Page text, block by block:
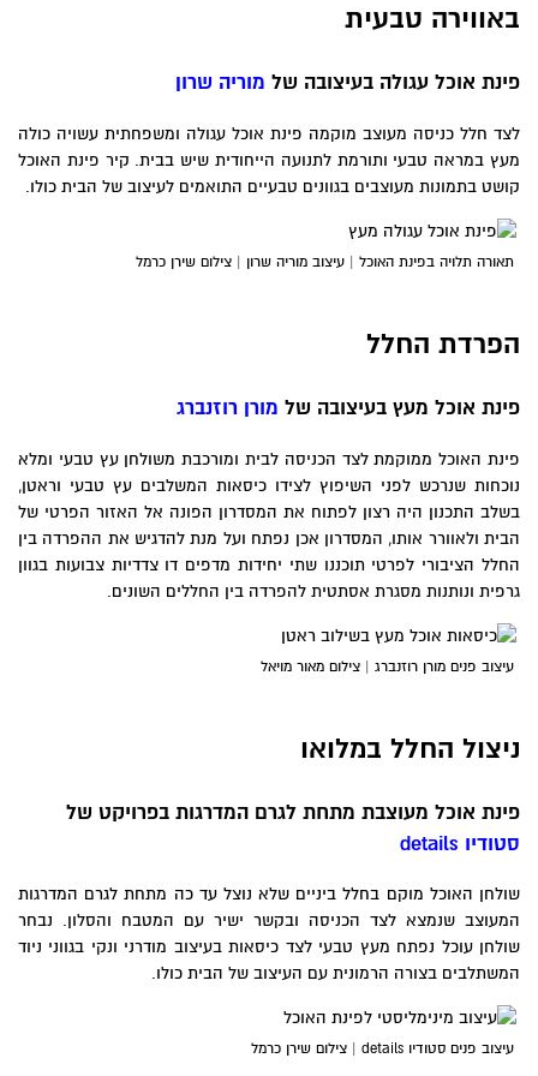
באווירה טבעית
פינת אוכל עגולה בעיצובה של מוריה שרון
לצד חלל כניסה מעוצב מוקמה פינת אוכל עגולה ומשפחתית עשויה כולה
מעץ במראה טבעי ותורמת לתנועה הייחודית שיש בבית. קיר פינת האוכל
קושט בתמונות מעוצבים בגוונים טבעיים התואמים לעיצוב של הבית כולו.
תאורה תלויה בפינת האוכל | עיצוב מוריה שרון | צילום שירן כרמל
הפרדת החלל
פינת אוכל מעץ בעיצובה של מורן רוזנברג
פינת האוכל ממוקמת לצד הכניסה לבית ומורכבת משולחן עץ טבעי ומלא
נוכחות שנרכש לפני השיפוץ לצידו כיסאות המשלבים עץ טבעי וראטן,
בשלב התכנון היה רצון לפתוח את המסדרון הפונה אל האזור הפרטי של
הבית ולאוורר אותו, המסדרון אכן נפתח ועל מנת להדגיש את ההפרדה בין
החלל הציבורי לפרטי תוכננו שתי יחידות מדפים דו צדדיות צבועות בגוון
גרפית ונותנות מסגרת אסתטית להפרדה בין החללים השונים.
עיצוב פנים מורן רוזנברג | צילום מאור מויאל
ניצול החלל במלואו
פינת אוכל מעוצבת מתחת לגרם המדרגות בפרויקט של
סטודיו details
שולחן האוכל מוקם בחלל ביניים שלא נוצל עד כה מתחת לגרם המדרגות
המעוצב שנמצא לצד הכניסה ובקשר ישיר עם המטבח והסלון. נבחר
שולחן עוכל נפתח מעץ טבעי לצד כיסאות בעיצוב מודרני ונקי בגווני ניוד
המשתלבים בצורה הרמונית עם העיצוב של הבית כולו.
עיצוב פנים סטודיו details | צילום שירן כרמל